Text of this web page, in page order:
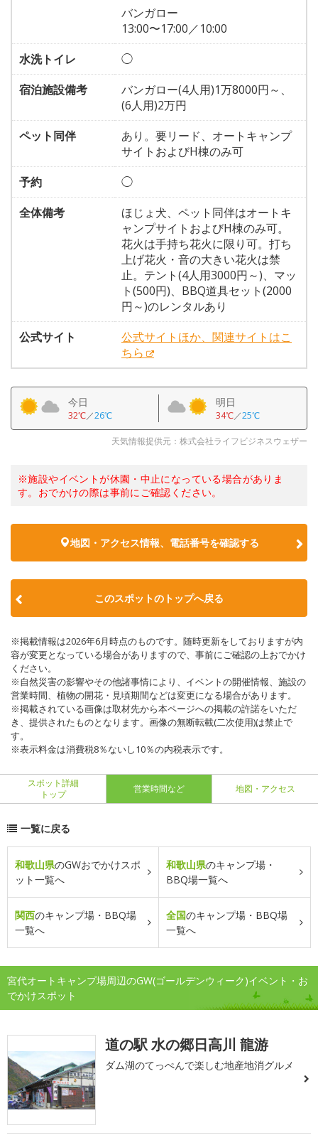
バンガロー
13:00〜17:00／10:00
水洗トイレ
◯
宿泊施設備考
バンガロー(4人用)1万8000円～、
(6人用)2万円
ペット同伴
あり。要リード、オートキャンプ
サイトおよびH棟のみ可
予約
◯
全体備考
ほじょ犬、ペット同伴はオートキ
ャンプサイトおよびH棟のみ可。
花火は手持ち花火に限り可。打ち
上げ花火・音の大きい花火は禁
止。テント(4人用3000円～)、マッ
ト(500円)、BBQ道具セット(2000
円～)のレンタルあり
公式サイト
公式サイトほか、関連サイトはこ
ちら
今日
32℃／26℃
明日
34℃／25℃
天気情報提供元：株式会社ライフビジネスウェザー
※施設やイベントが休園・中止になっている場合がありま
す。おでかけの際は事前にご確認ください。
地図・アクセス情報、電話番号を確認する
このスポットのトップへ戻る
※掲載情報は2026年6月時点のものです。随時更新をしておりますが内
容が変更となっている場合がありますので、事前にご確認の上おでかけ
ください。
※自然災害の影響やその他諸事情により、イベントの開催情報、施設の
営業時間、植物の開花・見頃期間などは変更になる場合があります。
※掲載されている画像は取材先から本ページへの掲載の許諾をいただ
き、提供されたものとなります。画像の無断転載(二次使用)は禁止で
す。
※表示料金は消費税8％ないし10％の内税表示です。
スポット詳細
トップ
営業時間など 地図・アクセス
一覧に戻る
和歌山県のGWおでかけスポ
ット一覧へ
和歌山県のキャンプ場・
BBQ場一覧へ
関西のキャンプ場・BBQ場
一覧へ
全国のキャンプ場・BBQ場
一覧へ
宮代オートキャンプ場周辺のGW(ゴールデンウィーク)イベント・お
でかけスポット
道の駅 水の郷日高川 龍游
ダム湖のてっぺんで楽しむ地産地消グルメ